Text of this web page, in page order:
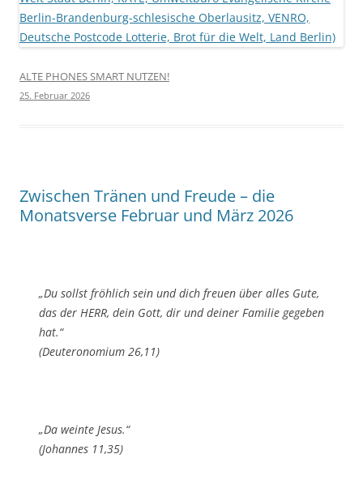
ALTE PHONES SMART NUTZEN!
25. Februar 2026
Zwischen Tränen und Freude – die
Monatsverse Februar und März 2026
„Du sollst fröhlich sein und dich freuen über alles Gute,
das der HERR, dein Gott, dir und deiner Familie gegeben
hat.“
(Deuteronomium 26,11)
„Da weinte Jesus.“
(Johannes 11,35)